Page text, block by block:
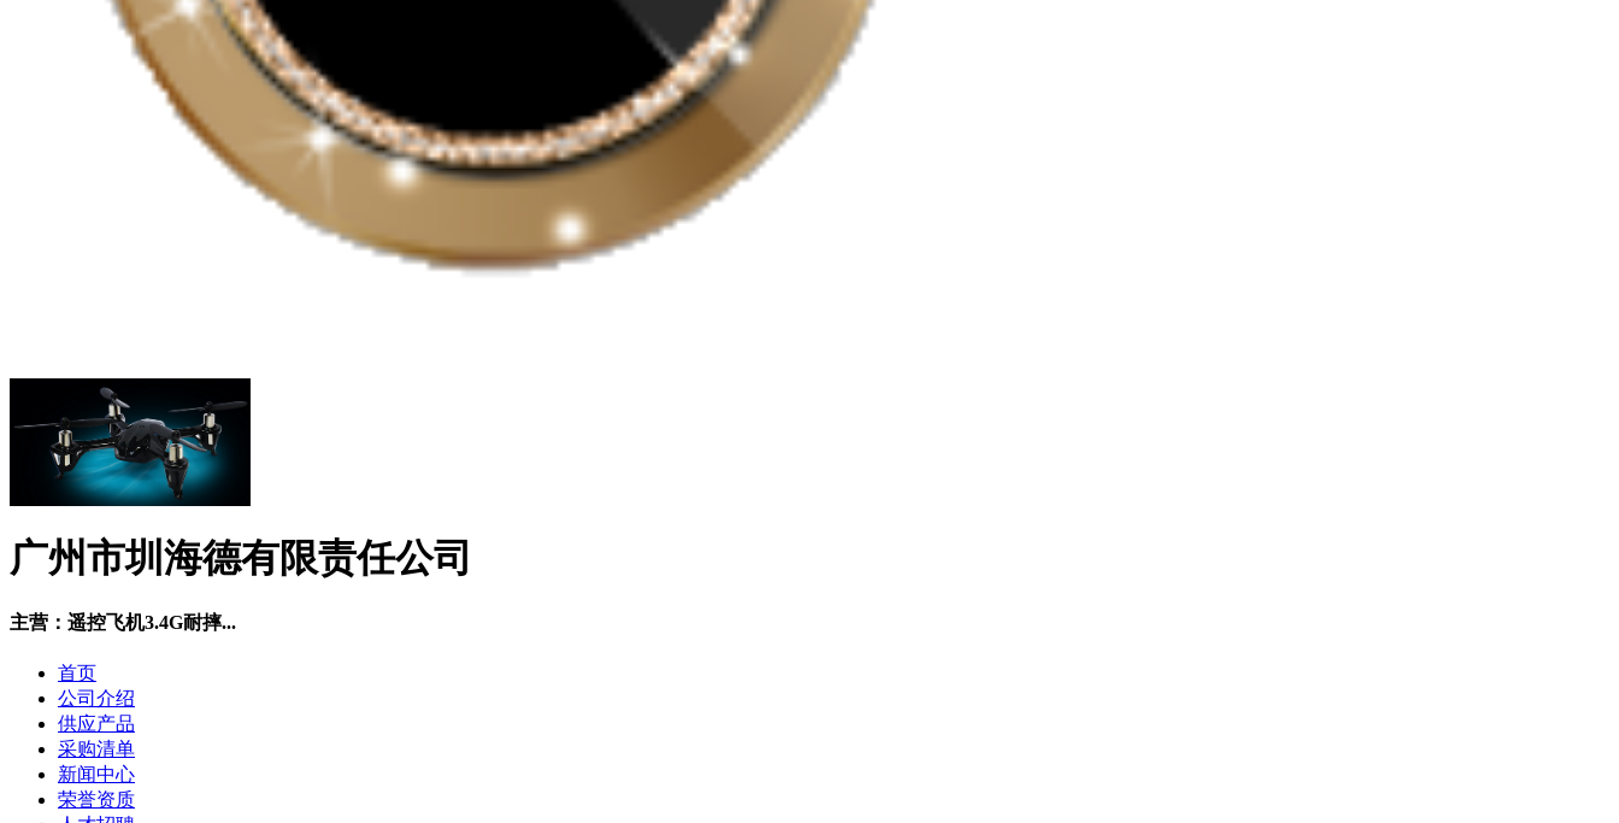
广州市圳海德有限责任公司
主营：遥控飞机3.4G耐摔...
首页
公司介绍
供应产品
采购清单
新闻中心
荣誉资质